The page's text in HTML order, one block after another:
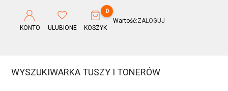
KONTO ULUBIONE
0
KOSZYK
Wartość:ZALOGUJ
WYSZUKIWARKA TUSZY I TONERÓW